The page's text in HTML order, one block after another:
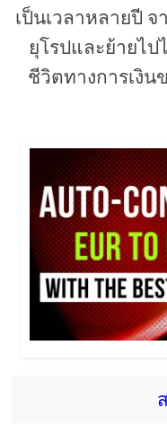
เป็นเวลาหลายปี
ยุโรปและย้ายไ
ชีวิตทางการเงิน